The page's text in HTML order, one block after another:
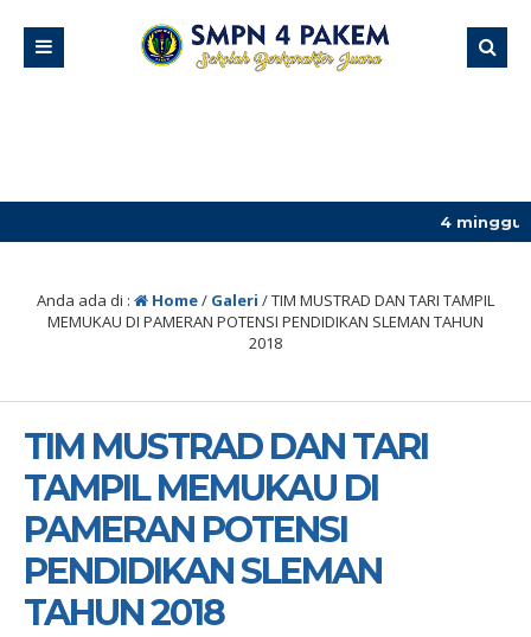
4 minggu yang lalu/
Anda ada di : Home/ Galeri /TIM MUSTRAD DAN TARI TAMPIL
MEMUKAU DI PAMERAN POTENSI PENDIDIKAN SLEMAN TAHUN
2018
TIM MUSTRAD DAN TARI
TAMPIL MEMUKAU DI
PAMERAN POTENSI
PENDIDIKAN SLEMAN
TAHUN 2018